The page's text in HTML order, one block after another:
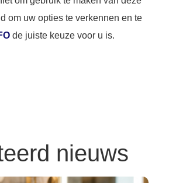
om uw opties te verkennen en te
de juiste keuze voor u is.
nieuws